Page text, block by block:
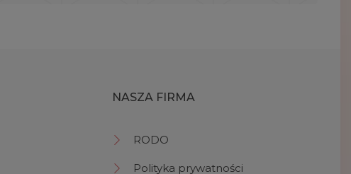
NASZA FIRMA
RODO
Polityka prywatności